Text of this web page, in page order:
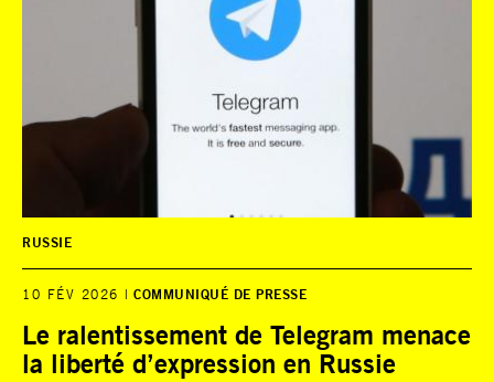
RUSSIE
10 FÉV 2026 COMMUNIQUÉ DE PRESSE
Le ralentissement de Telegram menace
la liberté d’expression en Russie